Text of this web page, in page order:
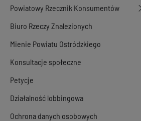
Powiatowy Rzecznik Konsumentów
Biuro Rzeczy Znalezionych
Mienie Powiatu Ostródzkiego
Konsultacje społeczne
Petycje
Działalność lobbingowa
Ochrona danych osobowych